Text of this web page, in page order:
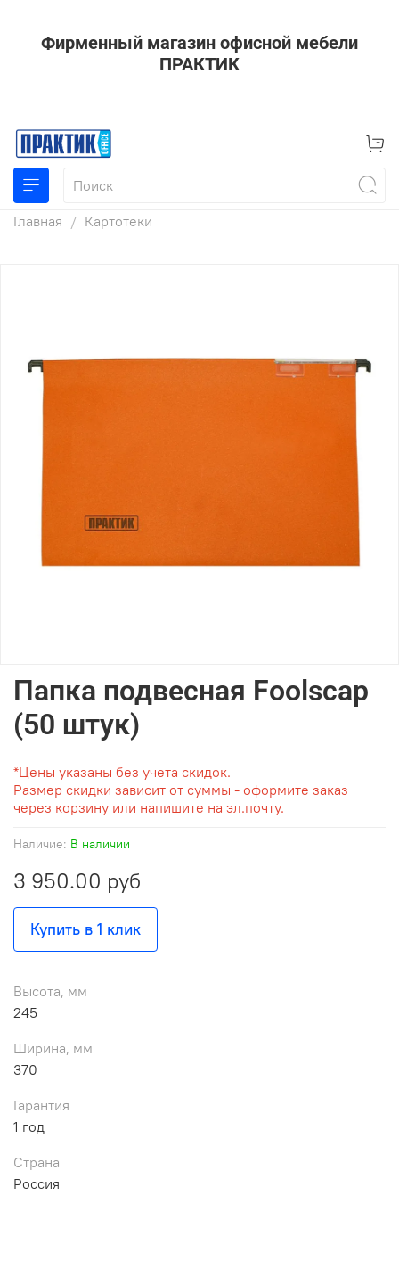
Фирменный магазин офисной мебели
ПРАКТИК
Главная Картотеки
Наличие: В наличии
Папка подвесная Foolscap
(50 штук)
3 950.00 руб
Купить в 1 клик
*Цены указаны без учета скидок.
Размер скидки зависит от суммы - оформите заказ
через корзину или напишите на эл.почту.
Высота, мм
245
Ширина, мм
370
Гарантия
1 год
Страна
Россия